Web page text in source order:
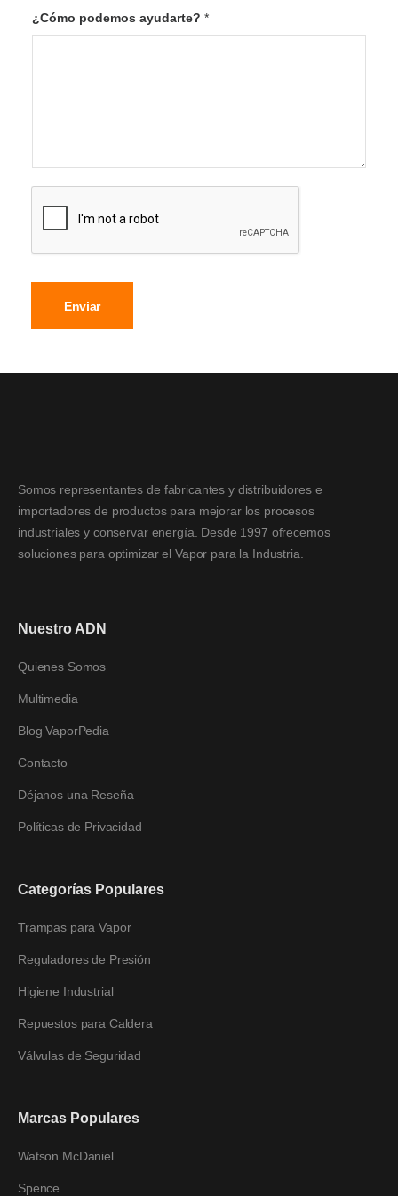
¿Cómo podemos ayudarte? *
Enviar
Somos representantes de fabricantes y distribuidores e
importadores de productos para mejorar los procesos
industriales y conservar energía. Desde 1997 ofrecemos
soluciones para optimizar el Vapor para la Industria.
Nuestro ADN
Quienes Somos
Multimedia
Blog VaporPedia
Contacto
Déjanos una Reseña
Políticas de Privacidad
Categorías Populares
Trampas para Vapor
Reguladores de Presión
Higiene Industrial
Repuestos para Caldera
Válvulas de Seguridad
Marcas Populares
Watson McDaniel
Spence